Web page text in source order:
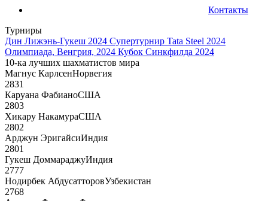
Контакты
Турниры
Дин Лижэнь-Гукеш 2024 Супертурнир Tata Steel 2024
Олимпиада, Венгрия, 2024 Кубок Синкфилда 2024
10-ка лучших шахматистов мира
Магнус КарлсенНорвегия
2831
Каруана ФабианоСША
2803
Хикару НакамураСША
2802
Арджун ЭригайсиИндия
2801
Гукеш ДоммараджуИндия
2777
Нодирбек АбдусатторовУзбекистан
2768